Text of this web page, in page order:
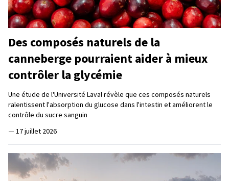
Des composés naturels de la
canneberge pourraient aider à mieux
contrôler la glycémie
Une étude de l'Université Laval révèle que ces composés naturels
ralentissent l'absorption du glucose dans l'intestin et améliorent le
contrôle du sucre sanguin
— 17 juillet 2026